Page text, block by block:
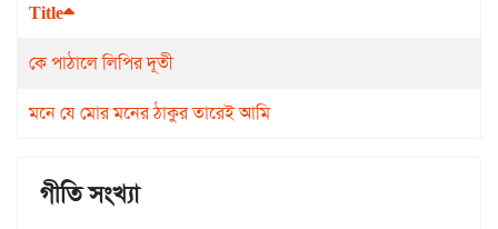
Title
কে পাঠালে লিপির দূতী
মনে যে মোর মনের ঠাকুর তারেই আমি
গীতি সংখ্যা